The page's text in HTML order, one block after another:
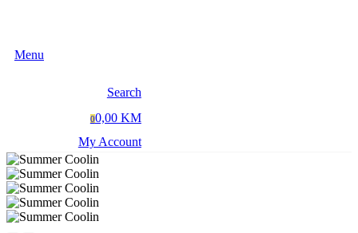
Menu
Search
00,00 KM
My Account